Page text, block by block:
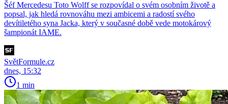
Šéf Mercedesu Toto Wolff se rozpovídal o svém osobním životě a
popsal, jak hledá rovnováhu mezi ambicemi a radostí svého
devítiletého syna Jacka, který v současné době vede motokárový
šampionát IAME.
SvětFormule.cz
dnes, 15:32
1 min